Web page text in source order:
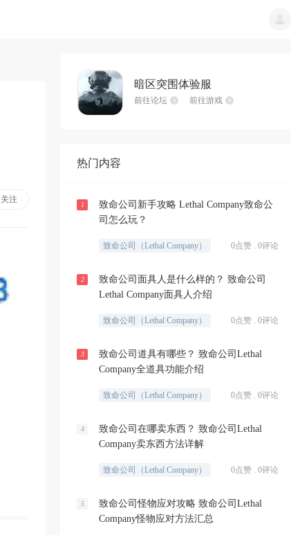
关注
暗区突围体验服
前往论坛 前往游戏
热门内容
1
致命公司新手攻略 Lethal Company致命公
司怎么玩？
致命公司（Lethal Company） 0点赞 . 0评论
2
致命公司面具人是什么样的？ 致命公司
Lethal Company面具人介绍
致命公司（Lethal Company） 0点赞 . 0评论
3
致命公司道具有哪些？ 致命公司Lethal
Company全道具功能介绍
致命公司（Lethal Company） 0点赞 . 0评论
4
致命公司在哪卖东西？ 致命公司Lethal
Company卖东西方法详解
致命公司（Lethal Company） 0点赞 . 0评论
5
致命公司怪物应对攻略 致命公司Lethal
Company怪物应对方法汇总